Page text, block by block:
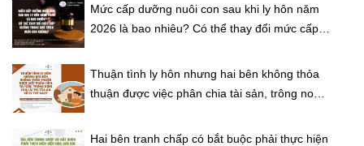
Mức cấp dưỡng nuôi con sau khi ly hôn năm
2026 là bao nhiêu? Có thể thay đổi mức cấp
Thuận tình ly hôn nhưng hai bên không thỏa
thuận được việc phân chia tài sản, trông nom
Hai bên tranh chấp có bắt buộc phải thực hiện